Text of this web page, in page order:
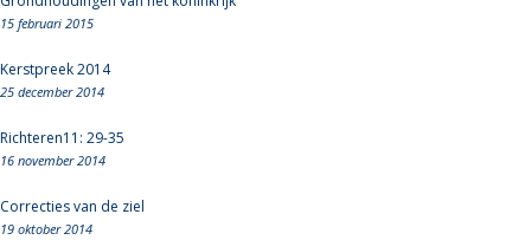
15 februari 2015
Kerstpreek 2014
25 december 2014
Richteren11: 29-35
16 november 2014
Correcties van de ziel
19 oktober 2014